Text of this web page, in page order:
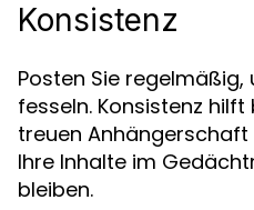
Konsistenz
Posten Sie regelmäßig,
fesseln. Konsistenz
treuen
Ihre Inhalte im
bleiben.